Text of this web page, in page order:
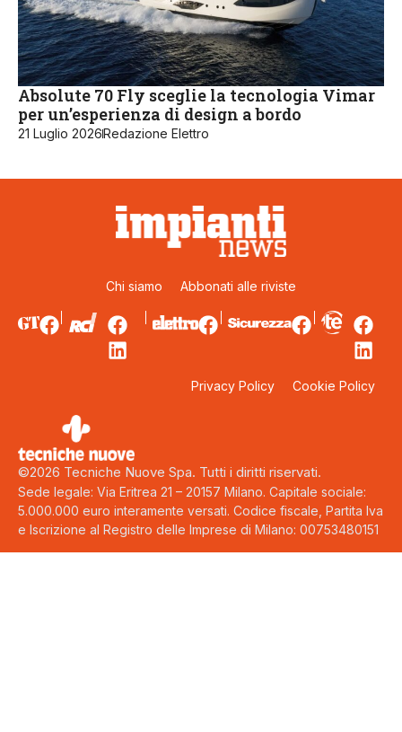
Absolute 70 Fly sceglie la tecnologia Vimar
per un’esperienza di design a bordo
21 Luglio 2026Redazione Elettro
Chi siamo Abbonati alle riviste
Privacy Policy Cookie Policy
©2026 Tecniche Nuove Spa. Tutti i diritti riservati.
Sede legale: Via Eritrea 21 – 20157 Milano. Capitale sociale:
5.000.000 euro interamente versati. Codice fiscale, Partita Iva
e Iscrizione al Registro delle Imprese di Milano: 00753480151